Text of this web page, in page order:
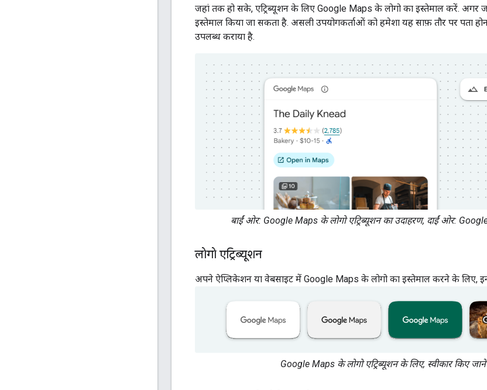
जहां तक हो सके, एट्रिब्यूशन के लिए Google Maps के लोगो का इस्तेमाल करें. अगर
इस्तेमाल किया जा सकता है. असली उपयोगकर्ताओं को हमेशा यह साफ़ तौर पर पता
उपलब्ध कराया है.
बाईं ओर: Google Maps के लोगो एट्रिब्यूशन का उदाहरण, दाईं ओर:
लोगो एट्रिब्यूशन
अपने ऐप्लिकेशन या वेबसाइट में Google Maps के लोगो का इस्तेमाल करने के लिए,
Google Maps के लोगो एट्रिब्यूशन के लिए, स्वीकार किए